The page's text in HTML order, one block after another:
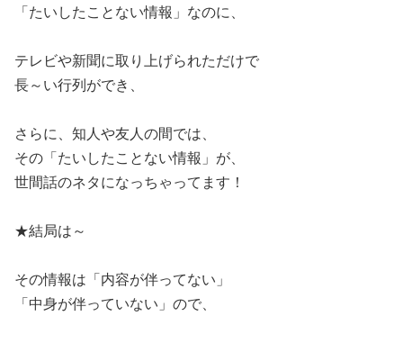
「たいしたことない情報」なのに、
テレビや新聞に取り上げられただけで
長～い行列ができ、
さらに、知人や友人の間では、
その「たいしたことない情報」が、
世間話のネタになっちゃってます！
★結局は～
その情報は「内容が伴ってない」
「中身が伴っていない」ので、